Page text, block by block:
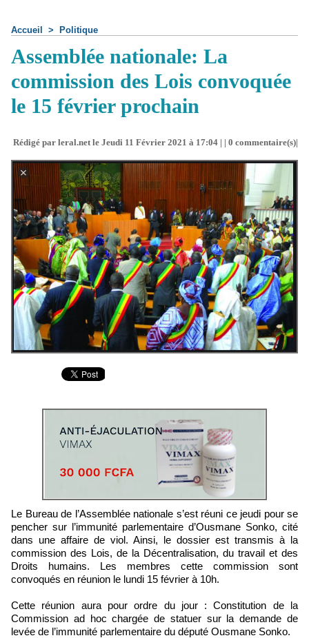
Accueil > Politique
Assemblée nationale: La
commission des Lois convoquée
le 15 février prochain
Rédigé par leral.net le Jeudi 11 Février 2021 à 17:04 | | 0 commentaire(s)|
Le Bureau de l’Assemblée nationale s’est réuni ce jeudi pour se
pencher sur l’immunité parlementaire d’Ousmane Sonko, cité
dans une affaire de viol. Ainsi, le dossier est transmis à la
commission des Lois, de la Décentralisation, du travail et des
Droits humains. Les membres cette commission sont
convoqués en réunion le lundi 15 février à 10h.
Cette réunion aura pour ordre du jour : Constitution de la
Commission ad hoc chargée de statuer sur la demande de
levée de l’immunité parlementaire du député Ousmane Sonko.